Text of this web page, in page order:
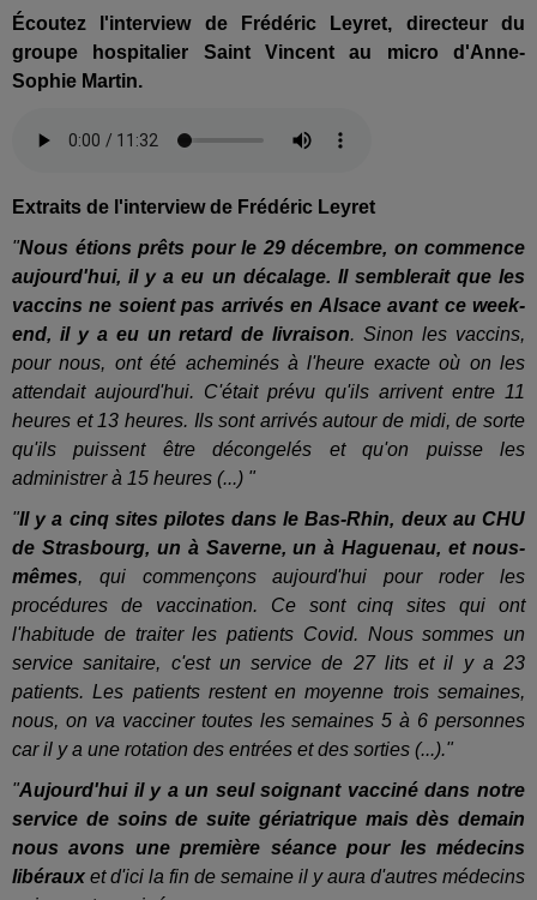
Écoutez l'interview de Frédéric Leyret, directeur du
groupe hospitalier Saint Vincent au micro d'Anne-
Sophie Martin.
Extraits de l'interview de Frédéric Leyret
"Nous étions prêts pour le 29 décembre, on commence
aujourd'hui, il y a eu un décalage. Il semblerait que les
vaccins ne soient pas arrivés en Alsace avant ce week-
end, il y a eu un retard de livraison. Sinon les vaccins,
pour nous, ont été acheminés à l'heure exacte où on les
attendait aujourd'hui. C'était prévu qu'ils arrivent entre 11
heures et 13 heures. Ils sont arrivés autour de midi, de sorte
qu'ils puissent être décongelés et qu'on puisse les
administrer à 15 heures (...) "
"Il y a cinq sites pilotes dans le Bas-Rhin, deux au CHU
de Strasbourg, un à Saverne, un à Haguenau, et nous-
mêmes, qui commençons aujourd'hui pour roder les
procédures de vaccination. Ce sont cinq sites qui ont
l'habitude de traiter les patients Covid. Nous sommes un
service sanitaire, c'est un service de 27 lits et il y a 23
patients. Les patients restent en moyenne trois semaines,
nous, on va vacciner toutes les semaines 5 à 6 personnes
car il y a une rotation des entrées et des sorties (...)."
"Aujourd'hui il y a un seul soignant vacciné dans notre
service de soins de suite gériatrique mais dès demain
nous avons une première séance pour les médecins
libéraux et d'ici la fin de semaine il y aura d'autres médecins